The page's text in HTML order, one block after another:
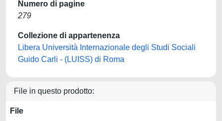
Numero di pagine
279
Collezione di appartenenza
Libera Università Internazionale degli Studi Sociali
Guido Carli - (LUISS) di Roma
File in questo prodotto:
File